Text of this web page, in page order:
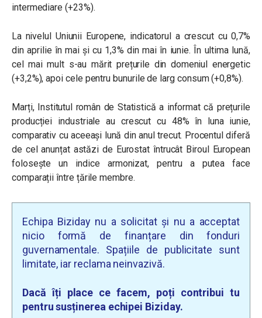
intermediare (+23%).
La nivelul Uniunii Europene, indicatorul a crescut cu 0,7%
din aprilie în mai și cu 1,3% din mai în iunie. În ultima lună,
cel mai mult s-au mărit prețurile din domeniul energetic
(+3,2%), apoi cele pentru bunurile de larg consum (+0,8%).
Marți, Institutul român de Statistică a informat că prețurile
producției industriale au crescut cu 48% în luna iunie,
comparativ cu aceeași lună din anul trecut. Procentul diferă
de cel anunțat astăzi de Eurostat întrucât Biroul European
folosește un indice armonizat, pentru a putea face
comparații între țările membre.
Echipa Biziday nu a solicitat și nu a acceptat
nicio formă de finanțare din fonduri
guvernamentale. Spațiile de publicitate sunt
limitate, iar reclama neinvazivă.
Dacă îți place ce facem, poți contribui tu
pentru susținerea echipei Biziday.